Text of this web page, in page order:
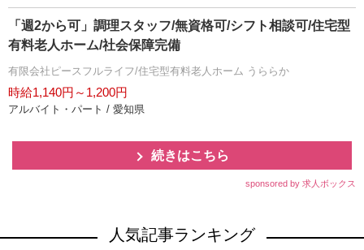
「週2から可」調理スタッフ/無資格可/シフト相談可/住宅型
有料老人ホーム/社会保障完備
有限会社ピースフルライフ/住宅型有料老人ホーム うららか
時給1,140円～1,200円
アルバイト・パート / 愛知県
続きはこちら
sponsored by 求人ボックス
人気記事ランキング